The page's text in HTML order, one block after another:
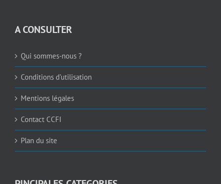
A CONSULTER
Qui sommes-nous ?
Conditions d’utilisation
Mentions légales
Contact CCFI
Plan du site